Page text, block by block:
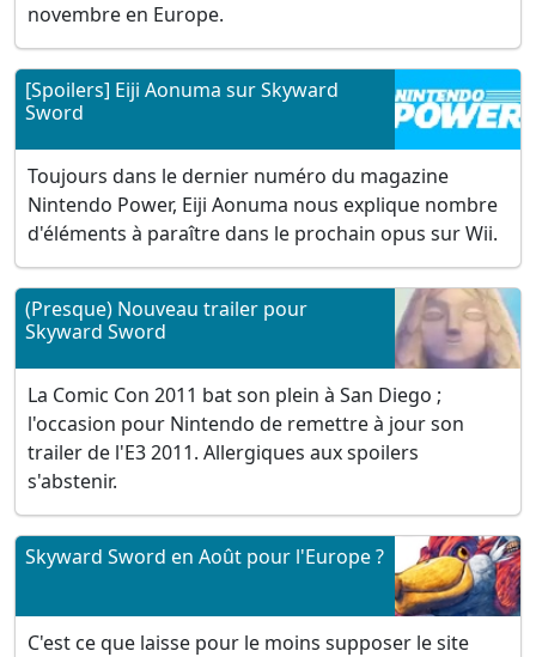
novembre en Europe.
[Spoilers] Eiji Aonuma sur Skyward
Sword
Toujours dans le dernier numéro du magazine
Nintendo Power, Eiji Aonuma nous explique nombre
d'éléments à paraître dans le prochain opus sur Wii.
(Presque) Nouveau trailer pour
Skyward Sword
La Comic Con 2011 bat son plein à San Diego ;
l'occasion pour Nintendo de remettre à jour son
trailer de l'E3 2011. Allergiques aux spoilers
s'abstenir.
Skyward Sword en Août pour l'Europe ?
C'est ce que laisse pour le moins supposer le site